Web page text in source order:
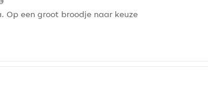
Op een groot broodje naar keuze